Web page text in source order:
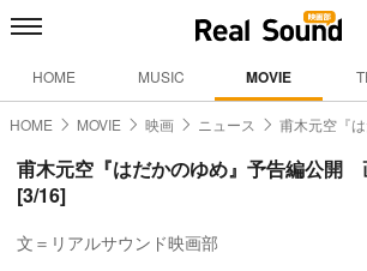
HOME MUSIC MOVIE
HOME MOVIE 映画 ニュース 甫木元空『
甫木元空『はだかのゆめ』予告編公開
[3/16]
文＝リアルサウンド映画部